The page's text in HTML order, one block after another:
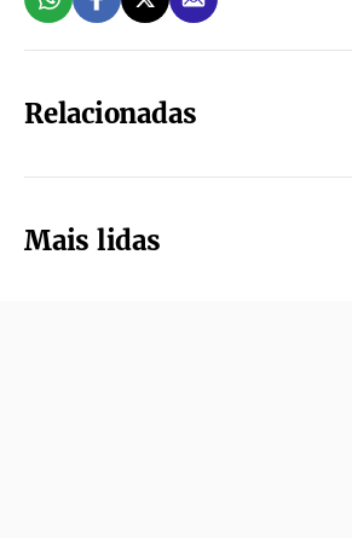
Relacionadas
Mais lidas